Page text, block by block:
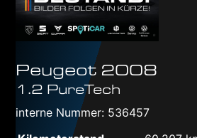
Peugeot 2008
1.2 PureTech
interne Nummer: 536457